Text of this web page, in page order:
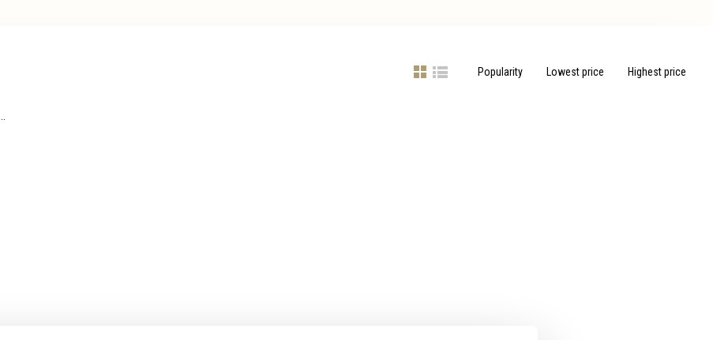
Popularity Lowest price Highest price